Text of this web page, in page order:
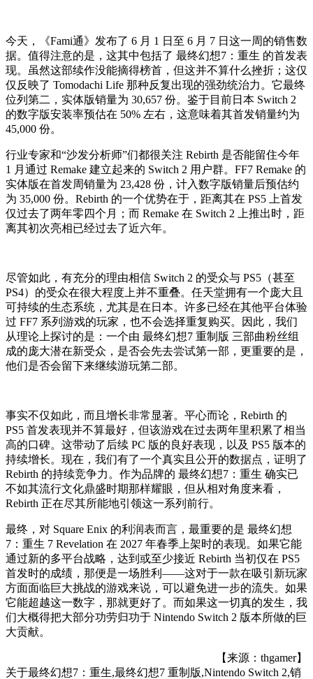
今天，《Fami通》发布了 6 月 1 日至 6 月 7 日这一周的销售数
据。值得注意的是，这其中包括了 最终幻想7：重生 的首发表
现。虽然这部续作没能摘得榜首，但这并不算什么挫折；这仅
仅反映了 Tomodachi Life 那种反复出现的强劲统治力。它最终
位列第二，实体版销量为 30,657 份。鉴于目前日本 Switch 2
的数字版安装率预估在 50% 左右，这意味着其首发销量约为
45,000 份。
行业专家和“沙发分析师”们都很关注 Rebirth 是否能留住今年
1 月通过 Remake 建立起来的 Switch 2 用户群。FF7 Remake 的
实体版在首发周销量为 23,428 份，计入数字版销量后预估约
为 35,000 份。Rebirth 的一个优势在于，距离其在 PS5 上首发
仅过去了两年零四个月；而 Remake 在 Switch 2 上推出时，距
离其初次亮相已经过去了近六年。
尽管如此，有充分的理由相信 Switch 2 的受众与 PS5（甚至
PS4）的受众在很大程度上并不重叠。任天堂拥有一个庞大且
可持续的生态系统，尤其是在日本。许多已经在其他平台体验
过 FF7 系列游戏的玩家，也不会选择重复购买。因此，我们
从理论上探讨的是：一个由 最终幻想7 重制版 三部曲粉丝组
成的庞大潜在新受众，是否会先去尝试第一部，更重要的是，
他们是否会留下来继续游玩第二部。
事实不仅如此，而且增长非常显著。平心而论，Rebirth 的
PS5 首发表现并不算最好，但该游戏在过去两年里积累了相当
高的口碑。这带动了后续 PC 版的良好表现，以及 PS5 版本的
持续增长。现在，我们有了一个真实且公开的数据点，证明了
Rebirth 的持续竞争力。作为品牌的 最终幻想7：重生 确实已
不如其流行文化鼎盛时期那样耀眼，但从相对角度来看，
Rebirth 正在尽其所能地引领这一系列前行。
最终，对 Square Enix 的利润表而言，最重要的是 最终幻想
7：重生 7 Revelation 在 2027 年春季上架时的表现。如果它能
通过新的多平台战略，达到或至少接近 Rebirth 当初仅在 PS5
首发时的成绩，那便是一场胜利——这对于一款在吸引新玩家
方面面临巨大挑战的游戏来说，可以避免进一步的流失。如果
它能超越这一数字，那就更好了。而如果这一切真的发生，我
们大概得把大部分功劳归功于 Nintendo Switch 2 版本所做的巨
大贡献。
【来源：thgamer】
关于最终幻想7：重生,最终幻想7 重制版,Nintendo Switch 2,销